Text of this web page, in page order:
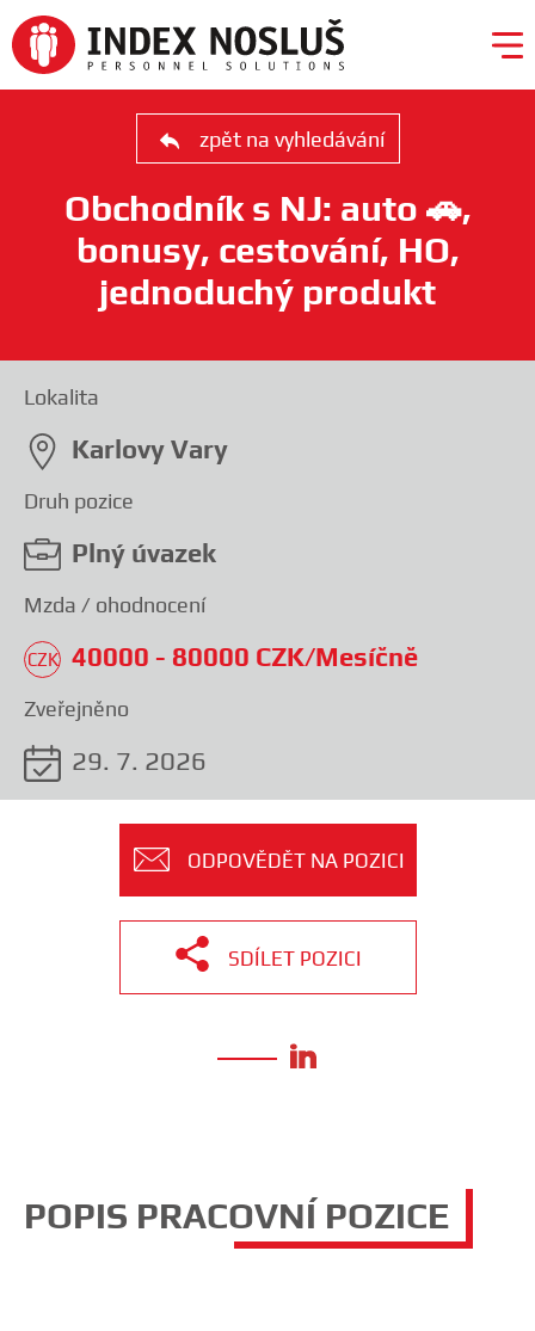
Kariéra
Pro
zaměstnavatele
❯
Registration
регистрация
zpět na vyhledávání
Obchodník s NJ: auto 🚗,
bonusy, cestování, HO,
jednoduchý produkt
Lokalita
Karlovy Vary
Druh pozice
Plný úvazek
Mzda / ohodnocení
CZK 40000 - 80000 CZK/Mesíčně
Zveřejněno
29. 7. 2026
ODPOVĚDĚT NA POZICI
SDÍLET POZICI
POPIS PRACOVNÍ POZICE